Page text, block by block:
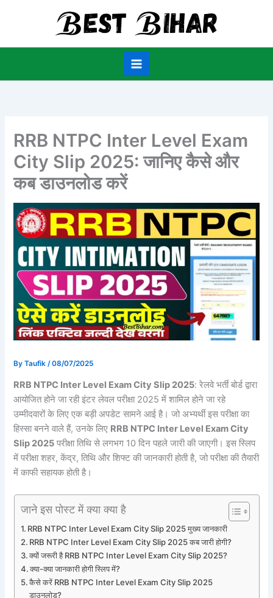
RRB NTPC Inter Level Exam
City Slip 2025: जानिए कैसे और
कब डाउनलोड करें
ByTaufik /08/07/2025
RRB NTPC Inter Level Exam City Slip 2025: रेलवे भर्ती बोर्ड द्वारा
आयोजित होने जा रही इंटर लेवल परीक्षा 2025 में शामिल होने जा रहे
उम्मीदवारों के लिए एक बड़ी अपडेट सामने आई है। जो अभ्यर्थी इस परीक्षा का
हिस्सा बनने वाले हैं, उनके लिए RRB NTPC Inter Level Exam City
Slip 2025 परीक्षा तिथि से लगभग 10 दिन पहले जारी की जाएगी। इस स्लिप
में परीक्षा शहर, केंद्र, तिथि और शिफ्ट की जानकारी होती है, जो परीक्षा की तैयारी
में काफी सहायक होती है।
जाने इस पोस्ट में क्या क्या है
RRB NTPC Inter Level Exam City Slip 2025 मुख्य जानकारी
RRB NTPC Inter Level Exam City Slip 2025 कब जारी होगी?
क्यों जरूरी है RRB NTPC Inter Level Exam City Slip 2025?
क्या-क्या जानकारी होगी स्लिप में?
कैसे करें RRB NTPC Inter Level Exam City Slip 2025
डाउनलोड?